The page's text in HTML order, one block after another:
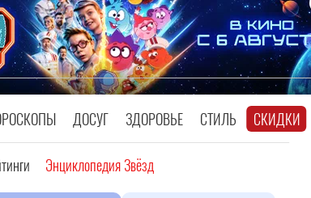
ДОСУГ ЗДОРОВЬЕ СТИЛЬ СКИДКИ
Энциклопедия Звёзд